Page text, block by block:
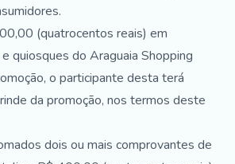
(quatrocentos reais) em
quiosques do Araguaia Shopping
o participante desta terá
da promoção, nos termos deste
dois ou mais comprovantes de